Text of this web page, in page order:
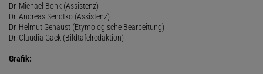
Dr. Michael Bonk (Assistenz)
Dr. Andreas Sendtko (Assistenz)
Dr. Helmut Genaust (Etymologische Bearbeitung)
Dr. Claudia Gack (Bildtafelredaktion)
Grafik: